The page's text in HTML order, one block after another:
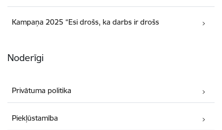
Kampaņa 2025 “Esi drošs, ka darbs ir drošs
Noderīgi
Privātuma politika
Piekļūstamība